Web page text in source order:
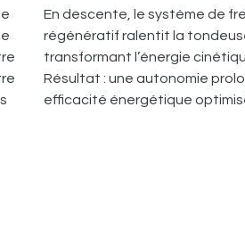
En descente, le système de
régénératif ralentit la
transformant l’énergie
Résultat : une autonomie
efficacité énergétique